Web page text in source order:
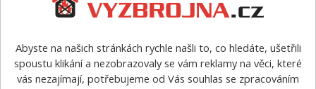
a majetek druhých.
Požární sport armatury
Abyste na našich stránkách rychle našli to, co hledáte, ušetřili
spoustu klikání a nezobrazovaly se vám reklamy na věci, které
vás nezajímají, potřebujeme od Vás souhlas se zpracováním